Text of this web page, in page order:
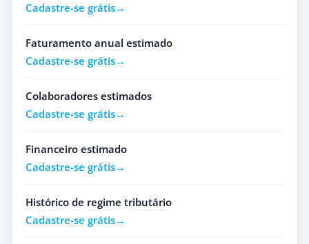
Cadastre-se grátis
Faturamento anual estimado
Cadastre-se grátis
Colaboradores estimados
Cadastre-se grátis
Financeiro estimado
Cadastre-se grátis
Histórico de regime tributário
Cadastre-se grátis